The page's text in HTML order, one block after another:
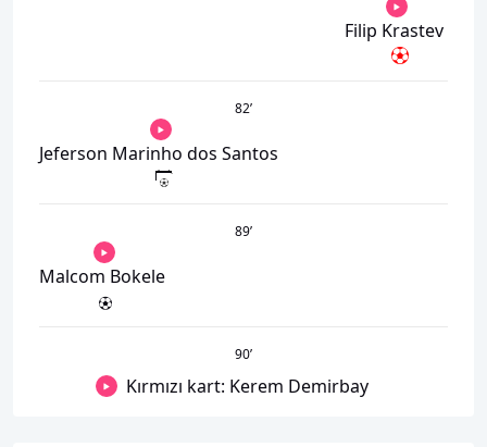
Filip Krastev
82’
Jeferson Marinho dos Santos
89’
Malcom Bokele
90’
Kırmızı kart: Kerem Demirbay